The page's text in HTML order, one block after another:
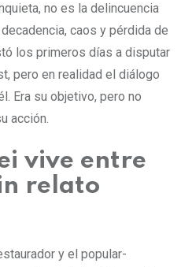
no es la delincuencia
caos y pérdida de
los primeros días a disputar
pero en realidad el diálogo
Era su objetivo, pero no
acción.
vive entre
relato
y el popular-